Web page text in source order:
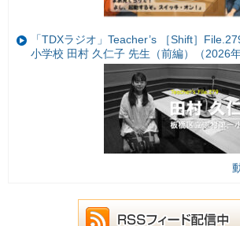
「TDXラジオ」Teacher’s ［Shift］
小学校 田村 久仁子 先生（前編）（2026年